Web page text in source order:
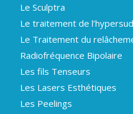
Le Sculptra
Le traitement de
Le Traitement du
Radiofréquence Bipolaire
Les fils Tenseurs
Les Lasers Esthétiques
Les Peelings